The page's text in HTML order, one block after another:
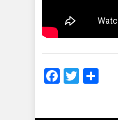
Facebook
Twitter